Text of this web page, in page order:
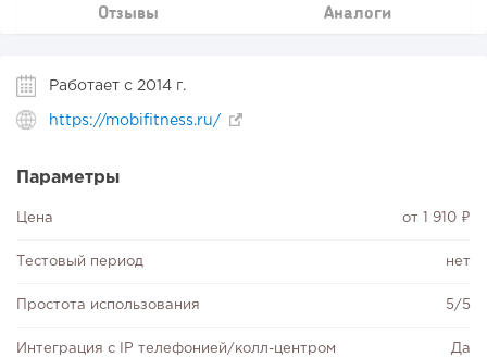
Отзывы Аналоги
Работает с 2014 г.
https://mobifitness.ru/
Параметры
Цена от 1 910 ₽
Тестовый период нет
Простота использования 5/5
Интеграция с IP телефонией/колл-центром Да